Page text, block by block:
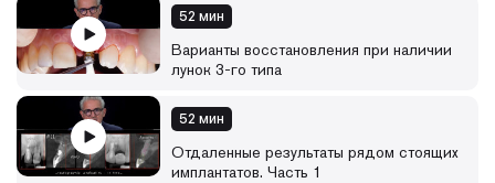
52 мин
Варианты восстановления при наличии
лунок 3-го типа
52 мин
Отдаленные результаты рядом стоящих
имплантатов. Часть 1